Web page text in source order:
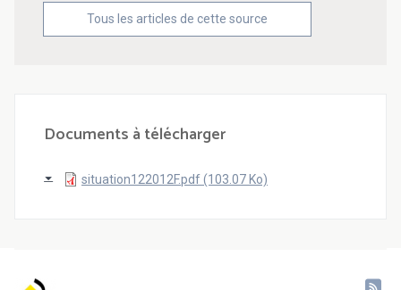
Tous les articles de cette source
Documents à télécharger
situation122012F.pdf (103.07 Ko)